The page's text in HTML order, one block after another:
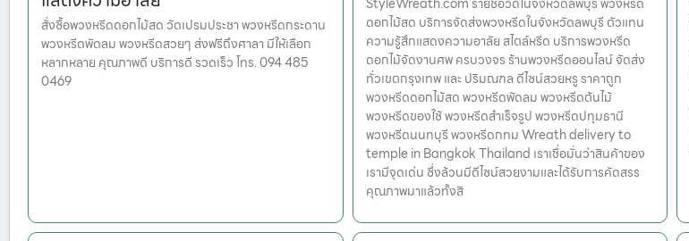
สั่งซื้อพวงหรีดดอกไม้สด วัดเปรมประชา พวงหรีดกระดาน
พวงหรีดพัดลม พวงหรีดสวยๆ ส่งฟรีถึงศาลา มีให้เลือก
หลากหลาย คุณภาพดี บริการดี รวดเร็ว โทร. 094 485
0469
ดอกไม้สด บริการจัดส่งพวงหรีดในจังหวัดลพบุรี ตัวแทน
ความรู้สึกแสดงความอาลัย สไตล์หรีด บริการพวงหรีด
ดอกไม้จัดงานศพ ครบวงจร ร้านพวงหรีดออนไลน์ จัดส่ง
ทั่วเขตกรุงเทพ และ ปริมณฑล ดีไซน์สวยหรู ราคาถูก
พวงหรีดดอกไม้สด พวงหรีดพัดลม พวงหรีดต้นไม้
พวงหรีดของใช้ พวงหรีดสำเร็จรูป พวงหรีดปทุมธานี
พวงหรีดนนทบุรี พวงหรีดกทม Wreath delivery to
temple in Bangkok Thailand เราเชื่อมั่นว่าสินค้าของ
เรามีจุดเด่น ซึ่งล้วนมีดีไซน์สวยงามและได้รับการคัดสรร
คุณภาพมาแล้วทั้งสิ